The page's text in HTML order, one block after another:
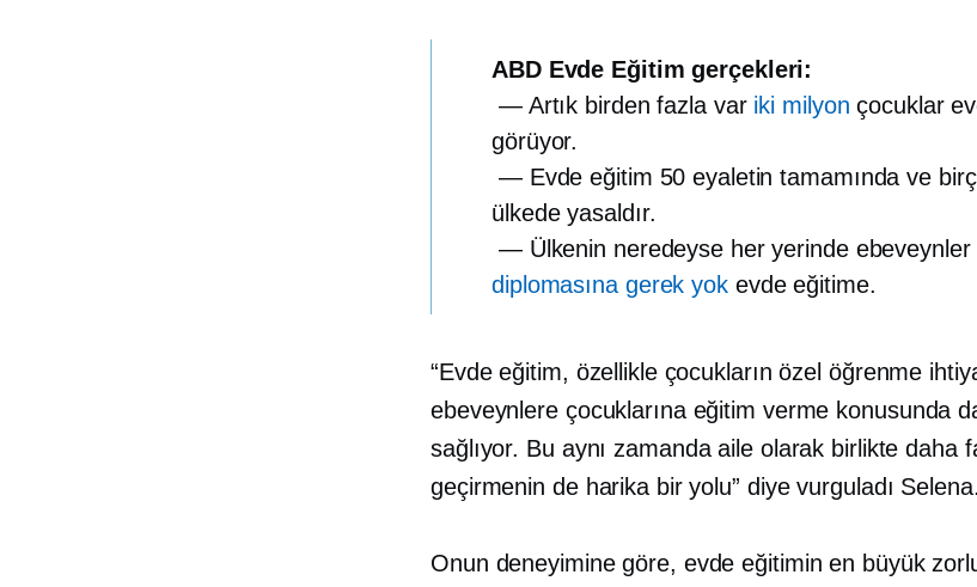
ABD Evde Eğitim gerçekleri:
— Artık birden fazla var iki milyon çocuklar
görüyor.
— Evde eğitim 50 eyaletin tamamında ve
ülkede yasaldır.
— Ülkenin neredeyse her yerinde ebeveynler
diplomasına gerek yokevde eğitime.
“Evde eğitim, özellikle çocukların özel öğrenme
ebeveynlere çocuklarına eğitim verme konusunda
sağlıyor. Bu aynı zamanda aile olarak birlikte daha
geçirmenin de harika bir yolu” diye vurguladı Selena.
Onun deneyimine göre, evde eğitimin en büyük